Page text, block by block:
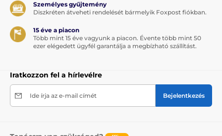
Személyes gyűjtemény
Diszkréten átveheti rendelését bármelyik Foxpost fiókban.
15 éve a piacon
Több mint 15 éve vagyunk a piacon. Évente több mint 50
ezer elégedett ügyfél garantálja a megbízható szállítást.
Iratkozzon fel a hírlevélre
Ide írja az e-mail címét Bejelentkezés